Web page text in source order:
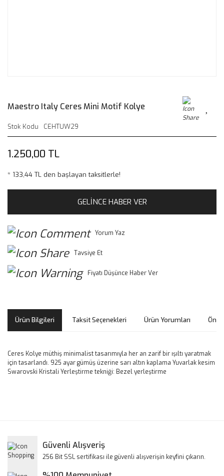
Maestro Italy Ceres Mini Motif Kolye
Stok Kodu CEHTUW29
1.250,00 TL
* 133,44 TL den başlayan taksitlerle!
GELİNCE HABER VER
Yorum Yaz
Tavsiye Et
Fiyatı Düşünce Haber Ver
Ürün Bilgileri Taksit Seçenekleri Ürün Yorumları
Ceres Kolye müthiş minimalist tasarımıyla her an zarif bir ışıltı yaratmak
için tasarlandı. 925 ayar gümüş üzerine sarı altın kaplama Yuvarlak kesim
Swarovski Kristali Yerleştirme tekniği: Bezel yerleştirme
Yorum Yaz
Ürün resmi kalitesiz, bozuk veya görüntülenemiyor.
Güvenli Alışveriş
256 Bit SSL sertifikası ile güvenli alışverişin keyfini çıkarın.